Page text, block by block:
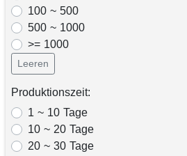
100 ~ 500
500 ~ 1000
>= 1000
Leeren
Produktionszeit:
1 ~ 10 Tage
10 ~ 20 Tage
20 ~ 30 Tage